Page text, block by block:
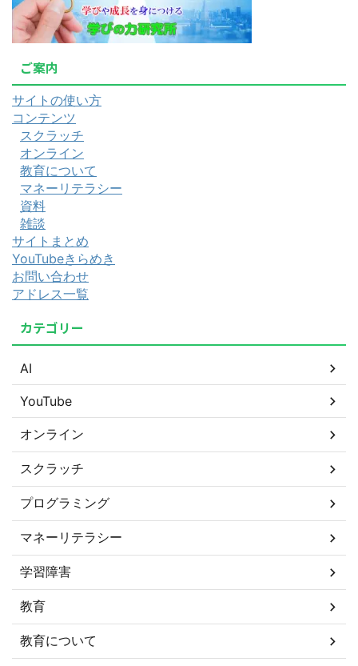
ご案内
サイトの使い方
コンテンツ
スクラッチ
オンライン
教育について
マネーリテラシー
資料
雑談
サイトまとめ
YouTubeきらめき
お問い合わせ
アドレス一覧
カテゴリー
AI
YouTube
オンライン
スクラッチ
プログラミング
マネーリテラシー
学習障害
教育
教育について